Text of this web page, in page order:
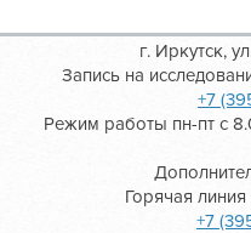
г. Иркутск,
Запись на
+7
Режим работы пн-пт с
Горячая
+7